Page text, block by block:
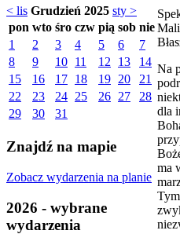
< lis Grudzień 2025 sty >
pon wto śro czw pią sob nie
1
2 3 4 5 6
7
8
9 10 11 12 13
14
15
16 17 18 19 20
21
22
23 24 25 26 27
28
29
30 31
Znajdź na mapie
Zobacz wydarzenia na planie
2026 - wybrane
wydarzenia
Na
dla
ma